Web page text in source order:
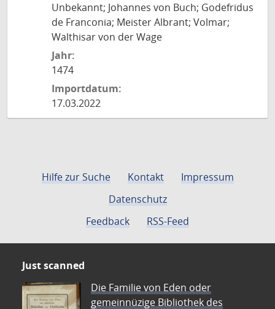
Unbekannt; Johannes von Buch; Godefridus
de Franconia; Meister Albrant; Volmar;
Walthisar von der Wage
Jahr:
1474
Importdatum:
17.03.2022
Hilfe zur Suche Kontakt
Impressum
Datenschutz
Feedback
RSS-Feed
Just scanned
Die Familie von Eden oder
gemeinnüzige Bibliothek des